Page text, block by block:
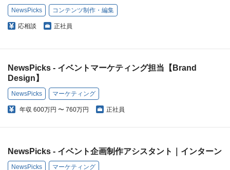
NewsPicks コンテンツ制作・編集
応相談 正社員
NewsPicks - イベントマーケティング担当【Brand
Design】
NewsPicks マーケティング
年収 600万円 〜 760万円 正社員
NewsPicks - イベント企画制作アシスタント｜インターン
NewsPicks マーケティング